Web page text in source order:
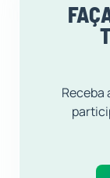
Receba